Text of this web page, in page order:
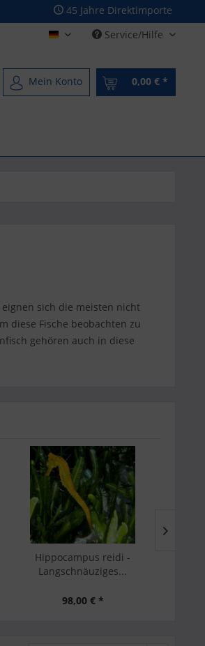
45 Jahre Direktimporte
Deutsch - German
Service/Hilfe
Mein Konto 0,00 € *
sich die meisten nicht
diese Fische beobachten zu
gehören auch in diese
Hippocampus reidi -
Langschnäuziges...
98,00 € *